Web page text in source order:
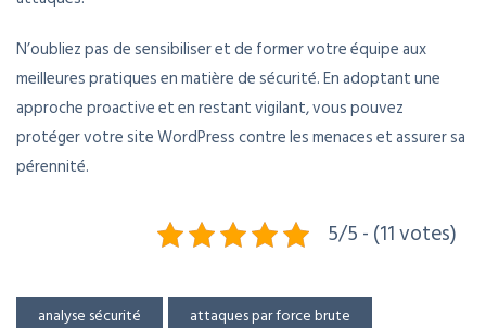
N’oubliez pas de sensibiliser et de former votre équipe aux
meilleures pratiques en matière de sécurité. En adoptant une
approche proactive et en restant vigilant, vous pouvez
protéger votre site WordPress contre les menaces et assurer sa
pérennité.
5/5 - (11 votes)
analyse sécurité
attaques par force brute